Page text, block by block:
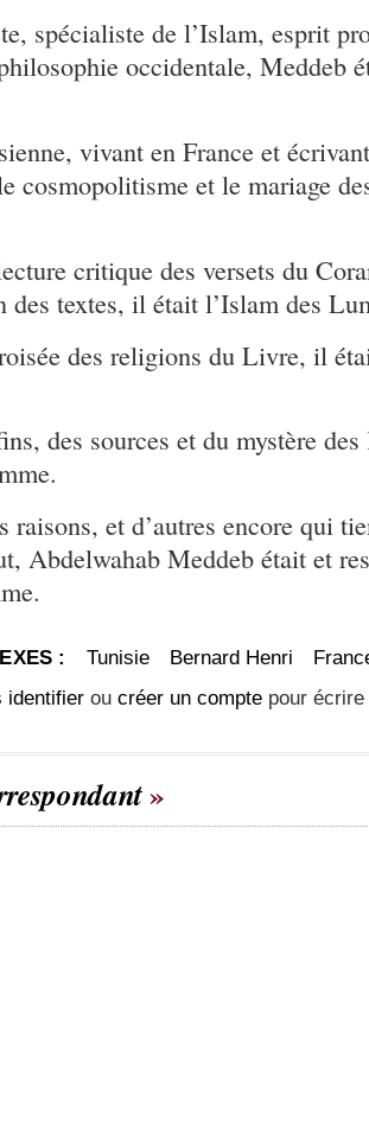
spécialiste de l’Islam, esprit
occidentale, Meddeb
vivant en France et
cosmopolitisme et le mariage
critique des versets du
des textes, il était l’Islam des
des religions du Livre, il
des sources et du mystère
raisons, et d’autres encore qui
Abdelwahab Meddeb était et
: Tunisie Bernard Henri
identifier ou créer un compte pour